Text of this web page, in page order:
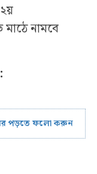
নামবে
পড়তে ফলো করুন